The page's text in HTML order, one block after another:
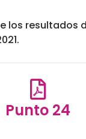
los resultados
Punto 24